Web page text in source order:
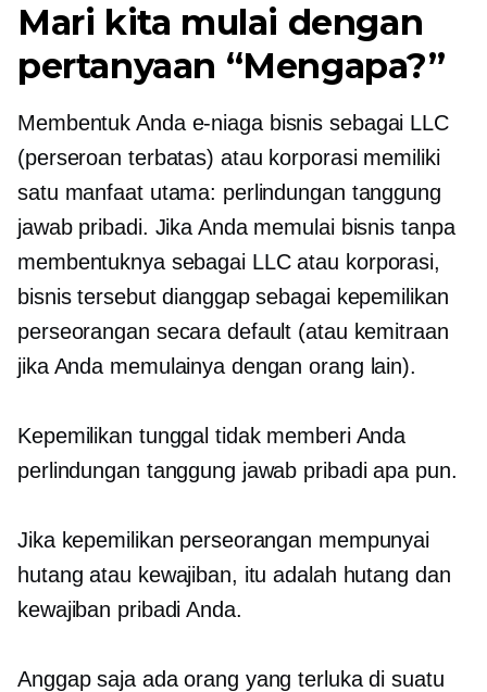
Mari kita mulai dengan
pertanyaan “Mengapa?”
Membentuk Anda e-niagabisnis sebagai LLC
(perseroan terbatas) atau korporasi memiliki
satu manfaat utama: perlindungan tanggung
jawab pribadi. Jika Anda memulai bisnis tanpa
membentuknya sebagai LLC atau korporasi,
bisnis tersebut dianggap sebagai kepemilikan
perseorangan secara default (atau kemitraan
jika Anda memulainya dengan orang lain).
Kepemilikan tunggal tidak memberi Anda
perlindungan tanggung jawab pribadi apa pun.
Jika kepemilikan perseorangan mempunyai
hutang atau kewajiban, itu adalah hutang dan
kewajiban pribadi Anda.
Anggap saja ada orang yang terluka di suatu